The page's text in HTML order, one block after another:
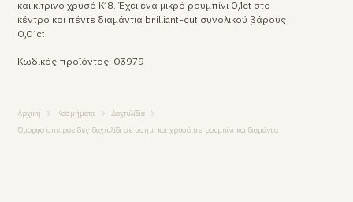
και κίτρινο χρυσό Κ18. Έχει ένα μικρό ρουμπίνι 0,1ct στο
κέντρο και πέντε διαμάντια brilliant-cut συνολικού βάρους
0,01ct.
Κωδικός προϊόντος: 03979
Αρχική Κοσμήματα Δαχτυλίδια
Όμορφο σπειροειδές δαχτυλίδι σε ασήμι και χρυσό με ρουμπίνι και διαμάντια